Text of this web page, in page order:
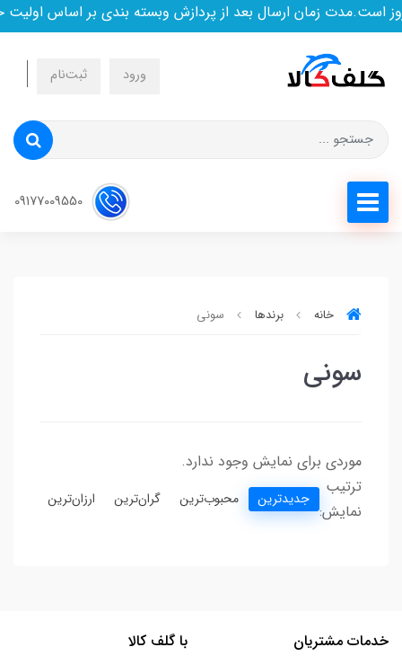
است.مدت زمان ارسال بعد از پردازش وبسته بندی بر اساس اولیت
ورود ثبت‌نام
خانه برندها سونی
سونی
موردی برای نمایش وجود ندارد.
ترتیب
نمایش:
جدیدترین محبوب‌ترین گران‌ترین ارزان‌ترین
خدمات مشتریان با گلف کالا